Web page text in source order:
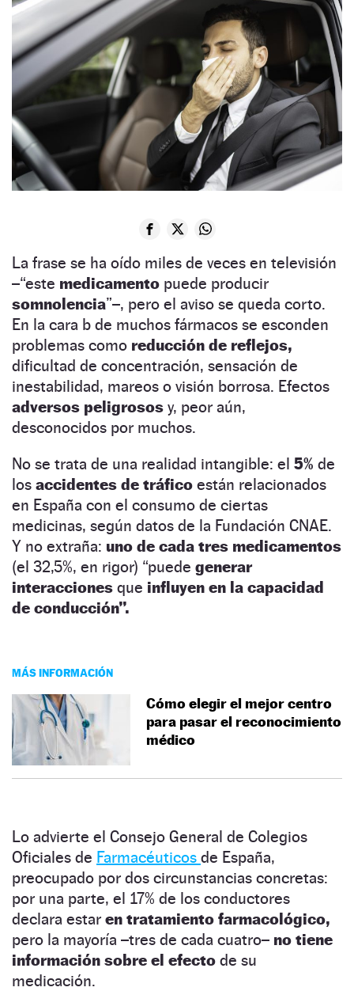
La frase se ha oído miles de veces en televisión
–“este medicamento puede producir
somnolencia”–, pero el aviso se queda corto.
En la cara b de muchos fármacos se esconden
problemas como reducción de reflejos,
dificultad de concentración, sensación de
inestabilidad, mareos o visión borrosa. Efectos
adversos peligrosos y, peor aún,
desconocidos por muchos.
No se trata de una realidad intangible: el 5% de
los accidentes de tráfico están relacionados
en España con el consumo de ciertas
medicinas, según datos de la Fundación CNAE.
Y no extraña: uno de cada tres medicamentos
(el 32,5%, en rigor) “puede generar
interacciones que influyen en la capacidad
de conducción”.
MÁS INFORMACIÓN
Cómo elegir el mejor centro
para pasar el reconocimiento
médico
Lo advierte el Consejo General de Colegios
Oficiales de Farmacéuticos de España,
preocupado por dos circunstancias concretas:
por una parte, el 17% de los conductores
declara estar en tratamiento farmacológico,
pero la mayoría –tres de cada cuatro– no tiene
información sobre el efecto de su
medicación.